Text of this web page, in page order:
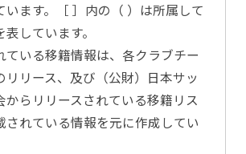
います。［ ］内の（ ）は所属して
しています。
ている移籍情報は、各クラブチー
リリース、及び（公財）日本サッ
からリリースされている移籍リス
されている情報を元に作成してい